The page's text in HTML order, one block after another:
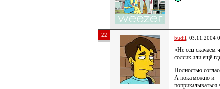
22 budil , 03.11.2004
«Не ссы скачаем
солсик или ещё
Полностью
А пока можно и
поприкалываться